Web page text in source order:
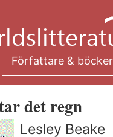
Författare & böcker
det regn
Lesley Beake